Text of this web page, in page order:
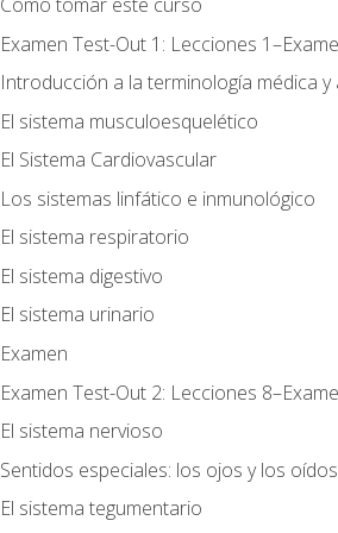
Examen Test-Out 1: Lecciones
Introducción a la terminología médica
El sistema musculoesquelético
El Sistema Cardiovascular
Los sistemas linfático e inmunológico
El sistema respiratorio
El sistema digestivo
El sistema urinario
Examen
Examen Test-Out 2: Lecciones
El sistema nervioso
Sentidos especiales: los ojos y los oídos
El sistema tegumentario